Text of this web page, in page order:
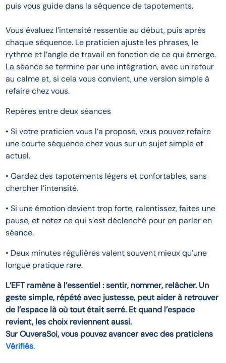
puis vous guide dans la séquence de tapotements.
Vous évaluez l’intensité ressentie au début, puis après
chaque séquence. Le praticien ajuste les phrases, le
rythme et l’angle de travail en fonction de ce qui émerge.
La séance se termine par une intégration, avec un retour
au calme et, si cela vous convient, une version simple à
refaire chez vous.
Repères entre deux séances
• Si votre praticien vous l’a proposé, vous pouvez refaire
une courte séquence chez vous sur un sujet simple et
actuel.
• Gardez des tapotements légers et confortables, sans
chercher l’intensité.
• Si une émotion devient trop forte, ralentissez, faites une
pause, et notez ce qui s’est déclenché pour en parler en
séance.
• Deux minutes régulières valent souvent mieux qu’une
longue pratique rare.
L’EFT ramène à l’essentiel : sentir, nommer, relâcher. Un
geste simple, répété avec justesse, peut aider à retrouver
de l’espace là où tout était serré. Et quand l’espace
revient, les choix reviennent aussi.
Sur OuveraSoi, vous pouvez avancer avec des praticiens
Vérifiés.